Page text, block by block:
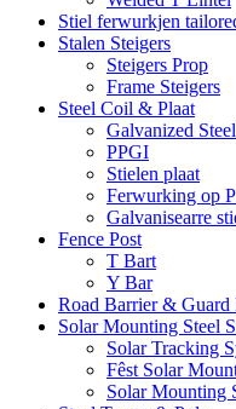
Stiel ferwurkjen
Stalen Steigers
Steigers Prop
Frame Steigers
Steel Coil & Plaat
Galvanized
PPGI
Stielen plaat
Ferwurking op
Galvanisearre
Fence Post
T Bart
Y Bar
Road Barrier & Guard
Solar Mounting Steel
Solar Tracking
Fêst Solar
Solar Mounting